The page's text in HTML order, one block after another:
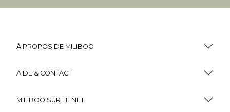
À PROPOS DE MILIBOO
AIDE & CONTACT
MILIBOO SUR LE NET